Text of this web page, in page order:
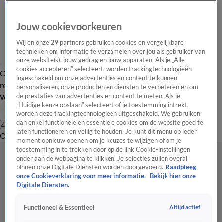
Overzicht Laatste nieuws Regionieuws Het beste van Hart
Tip de
redactie
Volg Hart van Nederland
Zoeken
OverzichtRegioUitzendingenWeerTip de redactiePanelVideo's
Jouw cookievoorkeuren
Wij en onze29 partners gebruiken cookies en vergelijkbare
technieken om informatie te verzamelen over jou als gebruiker van
onze website(s), jouw gedrag en jouw apparaten. Als je „Alle
cookies accepteren” selecteert, worden trackingtechnologieën
ingeschakeld om onze advertenties en content te kunnen
personaliseren, onze producten en diensten te verbeteren en om
de prestaties van advertenties en content te meten. Als je
„Huidige keuze opslaan” selecteert of je toestemming intrekt,
worden deze trackingtechnologieën uitgeschakeld. We gebruiken
dan enkel functionele en essentiële cookies om de website goed te
laten functioneren en veilig te houden. Je kunt dit menu op ieder
moment opnieuw openen om je keuzes te wijzigen of om je
toestemming in te trekken door op de link Cookie-instellingen
onder aan de webpagina te klikken. Je selecties zullen overal
binnen onze Digitale Diensten worden doorgevoerd. Raadpleeg
onze Cookieverklaring voor meer informatie.
Bekijk hier onze
Digitale Diensten.
Functioneel & Essentieel Altijd actief